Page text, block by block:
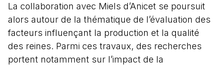
La collaboration avec Miels d’Anicet se poursuit
alors autour de la thématique de l’évaluation des
facteurs influençant la production et la qualité
des reines. Parmi ces travaux, des recherches
portent notamment sur l’impact de la